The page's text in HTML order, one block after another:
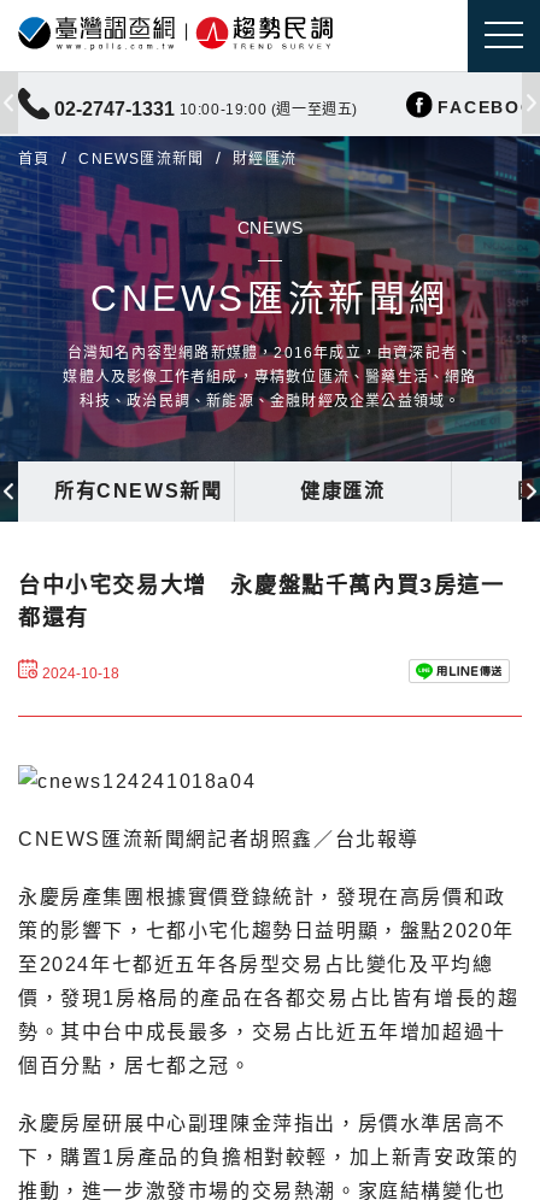
02-2747-1331 10:00-19:00 (週一至週五)
首頁 CNEWS匯流新聞 財經匯流
CNEWS
CNEWS匯流新聞網
台灣知名內容型網路新媒體，2016年成立，由資深記者、
媒體人及影像工作者組成，專精數位匯流、醫藥生活、網路
科技、政治民調、新能源、金融財經及企業公益領域。
所有CNEWS新聞 健康匯流
台中小宅交易大增 永慶盤點千萬內買3房這一
都還有
2024-10-18
CNEWS匯流新聞網記者胡照鑫／台北報導
永慶房產集團根據實價登錄統計，發現在高房價和政
策的影響下，七都小宅化趨勢日益明顯，盤點2020年
至2024年七都近五年各房型交易占比變化及平均總
價，發現1房格局的產品在各都交易占比皆有增長的趨
勢。其中台中成長最多，交易占比近五年增加超過十
個百分點，居七都之冠。
永慶房屋研展中心副理陳金萍指出，房價水準居高不
下，購置1房產品的負擔相對較輕，加上新青安政策的
推動，進一步激發市場的交易熱潮。家庭結構變化也